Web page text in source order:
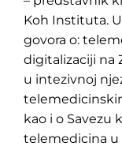
Koh Instituta.
govora o:
digitalizaciji na
u intezivnoj
kao i o Savezu
telemedicina u